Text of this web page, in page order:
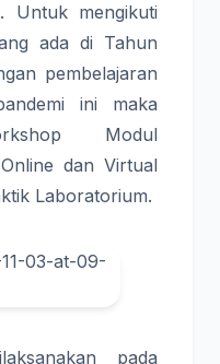
Untuk mengikuti
ada di Tahun
pembelajaran
ini maka
Modul
dan Virtual
Laboratorium.
pada